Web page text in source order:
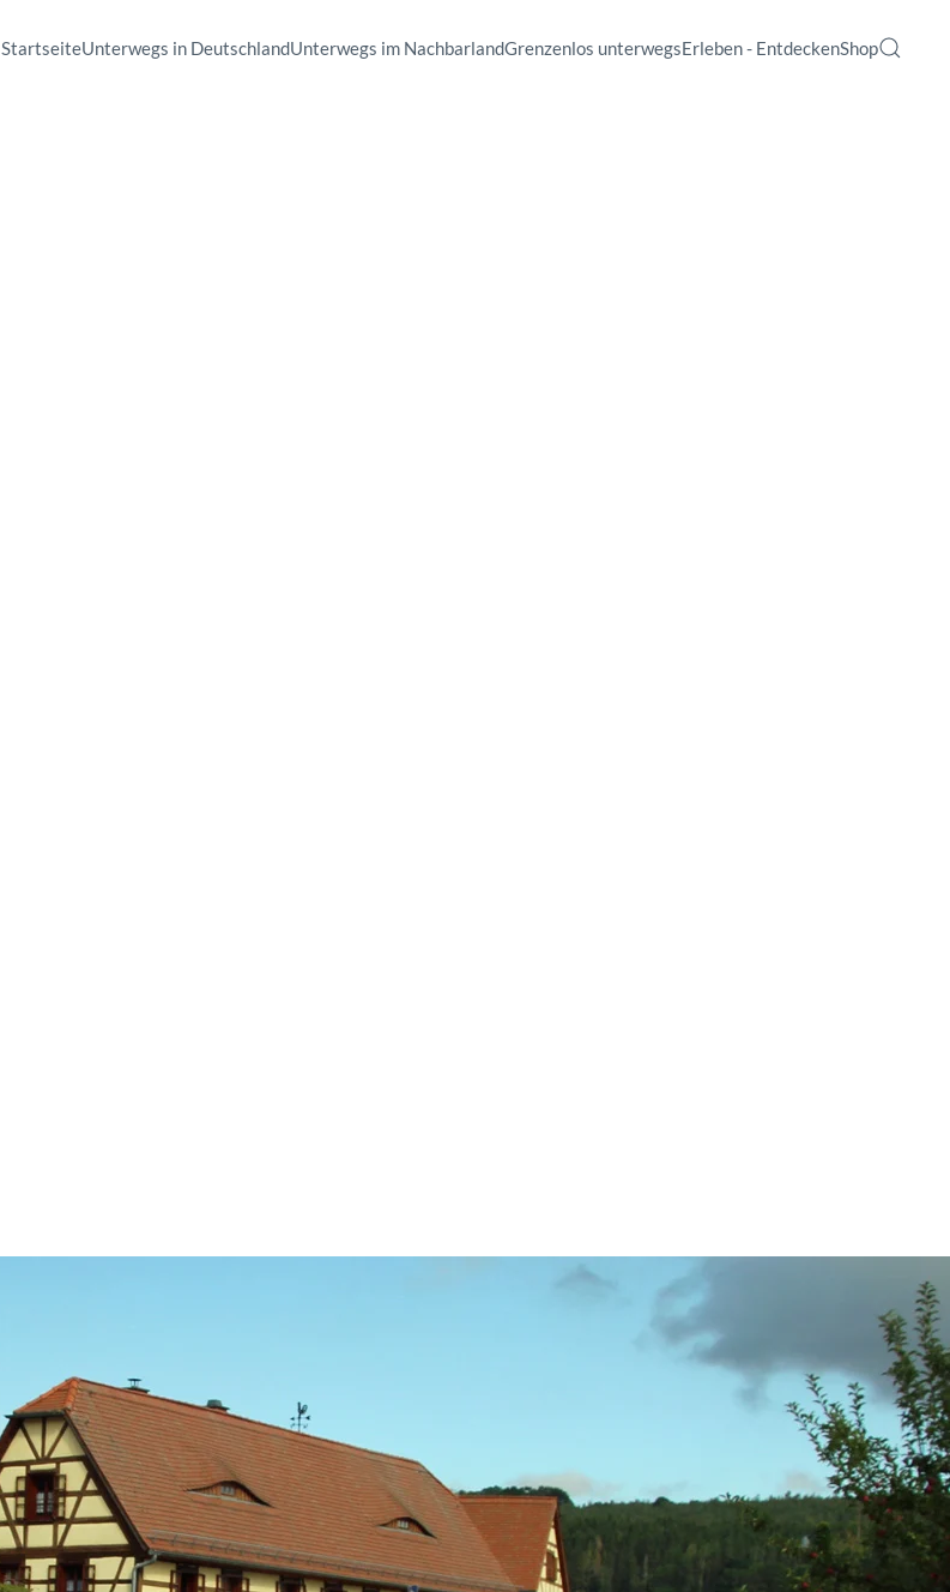
StartseiteUnterwegs in DeutschlandUnterwegs im NachbarlandGrenzenlos unterwegsErleben - EntdeckenShop